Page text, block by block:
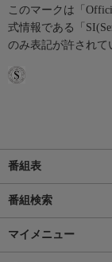
このマークは「
式情報である「
のみ表記が許されて
番組表
番組検索
マイメニュー